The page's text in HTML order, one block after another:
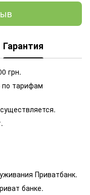
Гарантия
грн.
тарифам
Приватбанк.
банке.